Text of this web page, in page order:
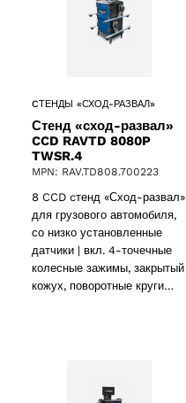
CТЕНДЫ «СХОД-РАЗВАЛ»
Стенд «сход-развал»
CCD RAVTD 8080P
TWSR.4
MPN: RAV.TD808.700223
8 CCD cтенд «Сход-развал»
для грузового автомобиля,
со низко установленные
датчики | вкл. 4-точечные
колесные зажимы, закрытый
кожух, поворотные круги…